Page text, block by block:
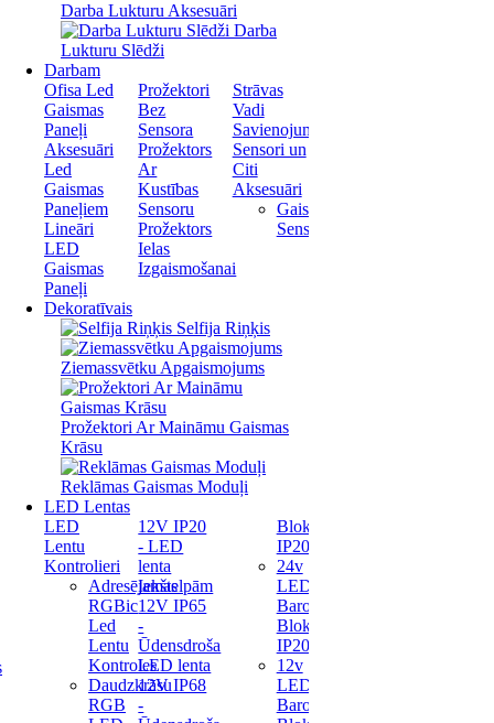
Darba Lukturu Aksesuāri
Darba
Lukturu Slēdži
Darbam
Ofisa Led
Gaismas
Paneļi
Aksesuāri
Led
Gaismas
Paneļiem
Lineāri
LED
Gaismas
Paneļi
Prožektori
Bez
Sensora
Prožektors
Ar
Kustības
Sensoru
Prožektors
Ielas
Izgaismošanai
Strāvas
Vadi
Savienojumi
Sensori un
Citi
Aksesuāri
Gaismas
Sensori
Dekoratīvais
Selfija Riņķis
Ziemassvētku Apgaismojums
Prožektori Ar Maināmu Gaismas
Krāsu
Reklāmas Gaismas Moduļi
LED Lentas
LED
Lentu
Kontrolieri
Adresējamas
RGBic
Led
Lentu
Kontroles
Daudzkrāsu
RGB
12V IP20
- LED
lenta
Iekštelpām
12V IP65
-
Ūdensdroša
LED lenta
12V IP68
-
Bloks
IP20
24v
LED
Barošanas
Bloks
IP20
12v
LED
Barošanas